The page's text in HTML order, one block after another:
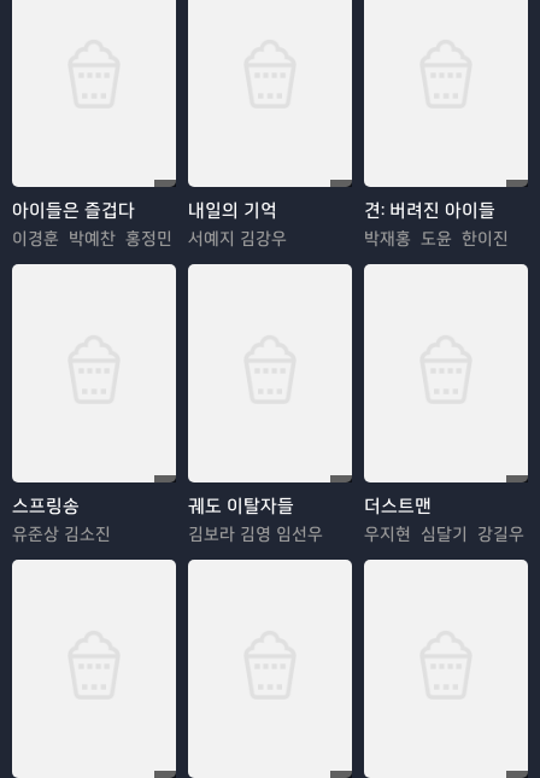
아이들은 즐겁다
이경훈 박예찬 홍정민
내일의 기억
서예지 김강우
견: 버려진 아이들
박재홍 도윤 한이진
스프링송
유준상 김소진
궤도 이탈자들
김보라 김영 임선우
더스트맨
우지현 심달기 강길우